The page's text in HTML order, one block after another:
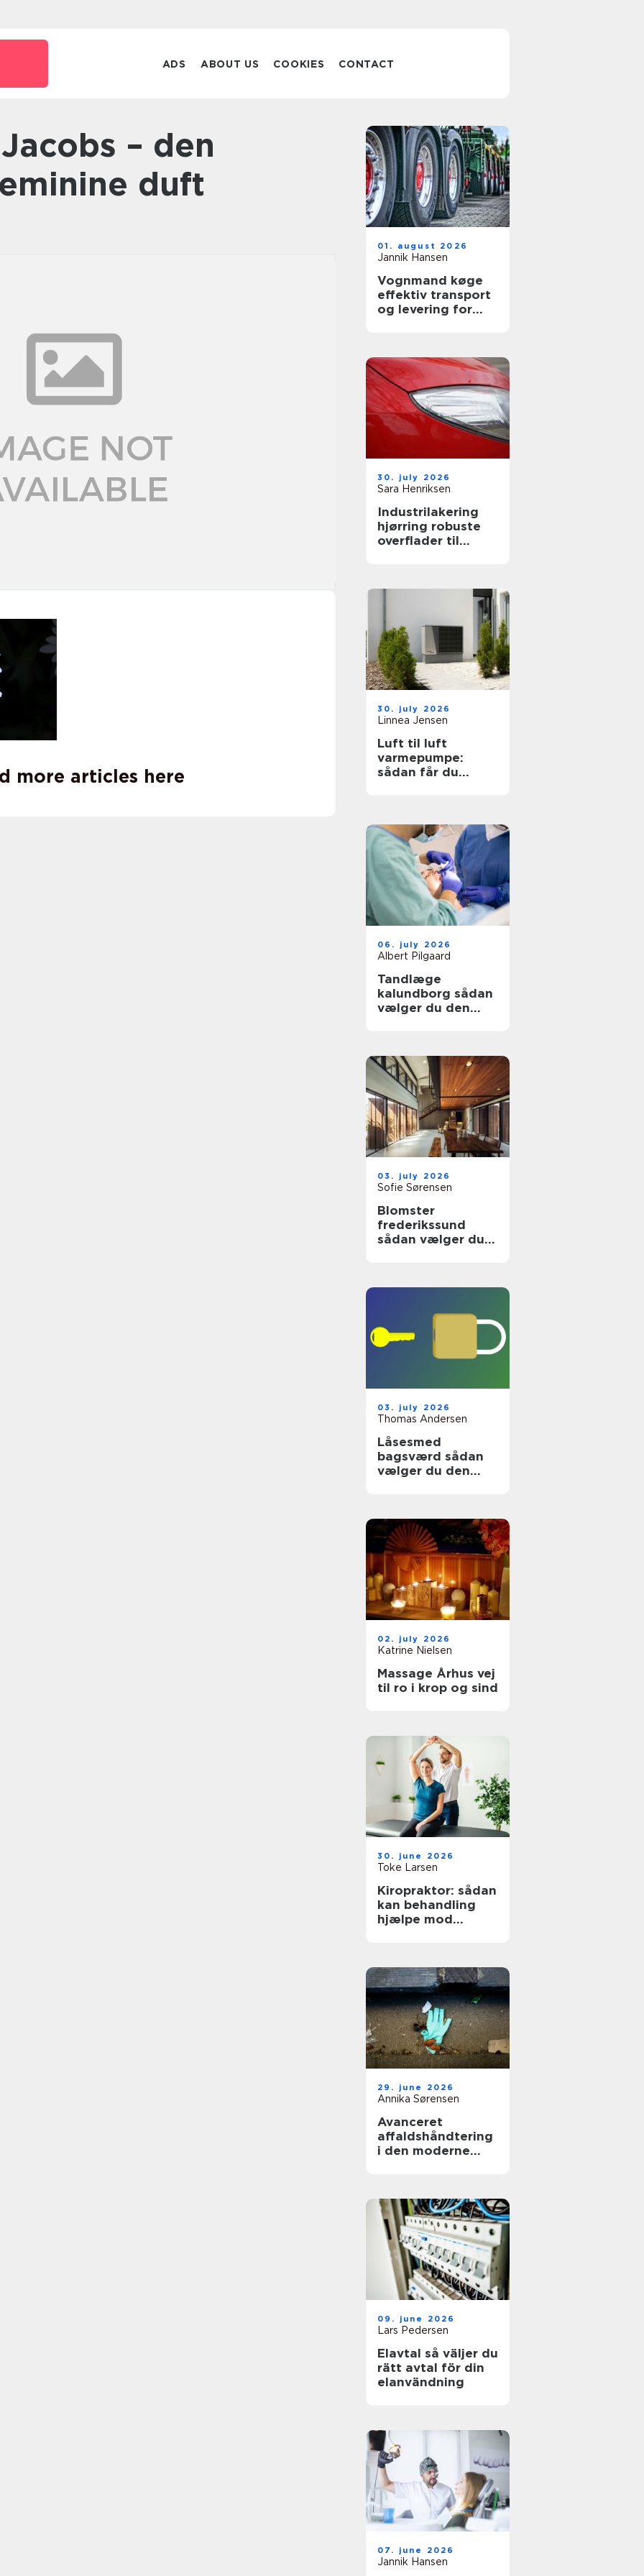
ADS ABOUT US COOKIES CONTACT
duft
more articles here
01. august 2026
Jannik Hansen
Vognmand køge
effektiv transport
og levering for
30. july 2026
Sara Henriksen
Industrilakering
hjørring robuste
overflader til
30. july 2026
Linnea Jensen
Luft til luft
varmepumpe:
sådan får du
06. july 2026
Albert Pilgaard
Tandlæge
kalundborg sådan
vælger du den
03. july 2026
Sofie Sørensen
Blomster
frederikssund
sådan vælger du
03. july 2026
Thomas Andersen
Låsesmed
bagsværd sådan
vælger du den
02. july 2026
Katrine Nielsen
Massage Århus vej
til ro i krop og sind
30. june 2026
Toke Larsen
Kiropraktor: sådan
kan behandling
hjælpe mod
29. june 2026
Annika Sørensen
Avanceret
affaldshåndtering
i den moderne
09. june 2026
Lars Pedersen
Elavtal så väljer du
rätt avtal för din
elanvändning
07. june 2026
Jannik Hansen